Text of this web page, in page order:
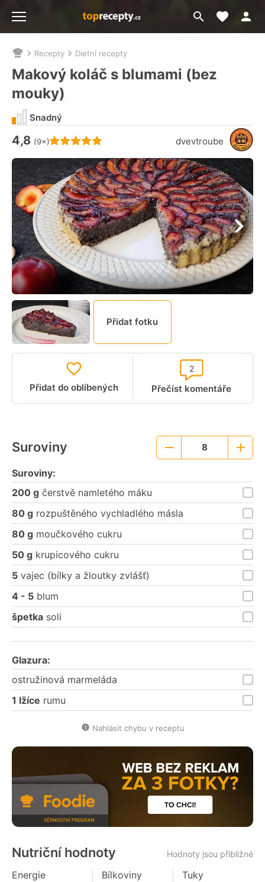
Přejít
na
Moje
Nacházíte
se
zde:
Recepty Dietní recepty
Makový koláč s blumami (bez
mouky)
Hodnocení receptu je
4,8 (9×) dvevtroube
Snadný
Přidat fotku
Přidat do oblíbených Přečíst komentáře
2
Suroviny 8
Větší
Suroviny:
200 g čerstvě namletého máku
80 g rozpuštěného vychladlého másla
80 g moučkového cukru
50 g krupicového cukru
5 vajec (bílky a žloutky zvlášť)
4 - 5 blum
špetka soli
Glazura:
ostružinová marmeláda
1 lžíce rumu
Nahlásit chybu v receptu
Nutriční hodnoty Hodnoty jsou přibližné
Energie
Bílkoviny
Tuky